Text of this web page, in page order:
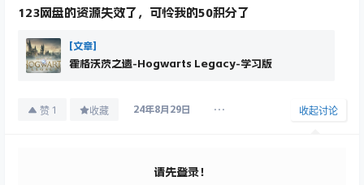
123网盘的资源失效了，可怜我的50积分了
[文章]
霍格沃茨之遗-Hogwarts Legacy-学习版
赞 1 收藏 24年8月29日 收起讨论
请先登录！